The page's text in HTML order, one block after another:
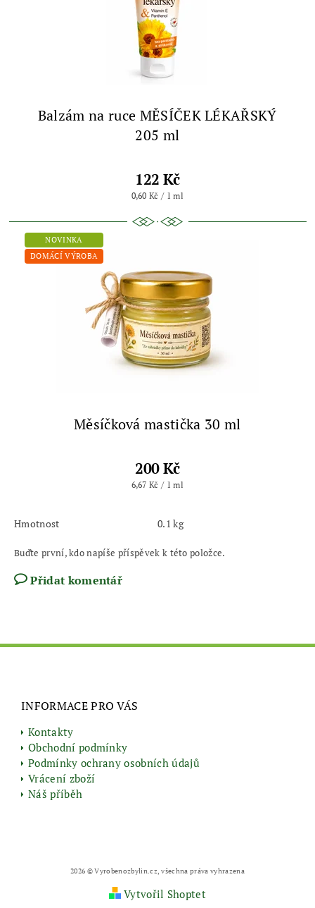
Balzám na ruce MĚSÍČEK LÉKAŘSKÝ
205 ml
122 Kč
0,60 Kč / 1 ml
NOVINKA
DOMÁCÍ VÝROBA
Měsíčková mastička 30 ml
200 Kč
6,67 Kč / 1 ml
Hmotnost 0.1 kg
Buďte první, kdo napíše příspěvek k této položce.
Přidat komentář
INFORMACE PRO VÁS
Kontakty
Obchodní podmínky
Podmínky ochrany osobních údajů
Vrácení zboží
Náš příběh
2026 © Vyrobenozbylin.cz, všechna práva vyhrazena
Vytvořil Shoptet